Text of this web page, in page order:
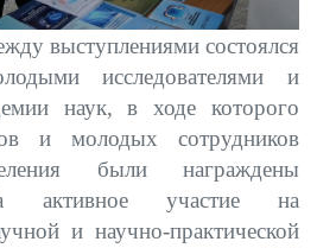
выступлениями состоялся
исследователями и
наук, в ходе которого
и молодых сотрудников
были награждены
активное участие на
и научно-практической